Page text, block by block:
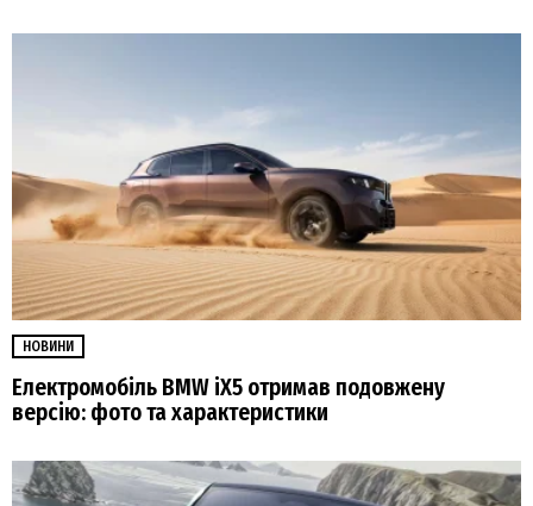
НОВИНИ
Електромобіль BMW iX5 отримав подовжену
версію: фото та характеристики